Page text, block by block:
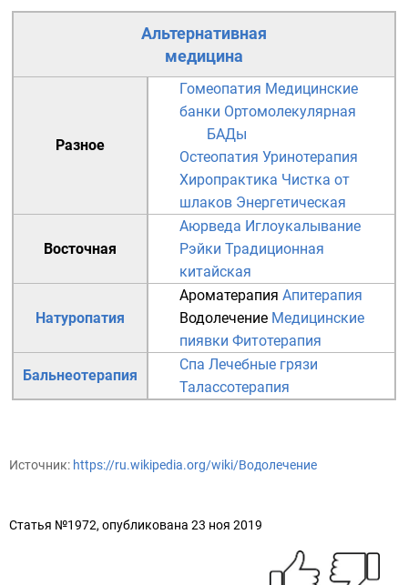
Альтернативная
медицина
Разное
Гомеопатия Медицинские
банки Ортомолекулярная
БАДы
Остеопатия Уринотерапия
Хиропрактика Чистка от
шлаков Энергетическая
Восточная
Аюрведа Иглоукалывание
Рэйки Традиционная
китайская
Натуропатия
Ароматерапия Апитерапия
Водолечение Медицинские
пиявки Фитотерапия
Бальнеотерапия
Спа Лечебные грязи
Талассотерапия
Источник: https://ru.wikipedia.org/wiki/Водолечение
Статья №1972, опубликована 23 ноя 2019